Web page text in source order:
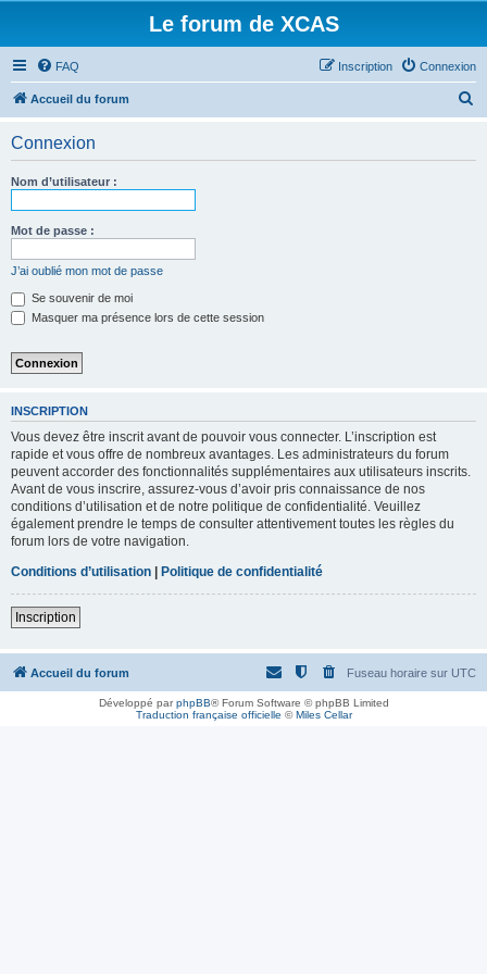
Le forum de XCAS
FAQ Connexion
Inscription
Accueil du forum
Connexion
Nom d’utilisateur :
Mot de passe :
J’ai oublié mon mot de passe
Se souvenir de moi
Masquer ma présence lors de cette session
INSCRIPTION
Vous devez être inscrit avant de pouvoir vous connecter. L’inscription est
rapide et vous offre de nombreux avantages. Les administrateurs du forum
peuvent accorder des fonctionnalités supplémentaires aux utilisateurs inscrits.
Avant de vous inscrire, assurez-vous d’avoir pris connaissance de nos
conditions d’utilisation et de notre politique de confidentialité. Veuillez
également prendre le temps de consulter attentivement toutes les règles du
forum lors de votre navigation.
Conditions d’utilisation | Politique de confidentialité
Inscription
Accueil du forum Fuseau horaire sur UTC
Développé parphpBB® Forum Software © phpBB Limited
Traduction française officielle ©Miles Cellar